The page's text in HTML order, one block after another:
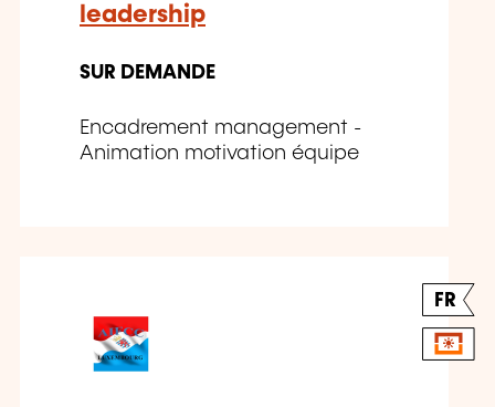
leadership
SUR DEMANDE
Encadrement management -
Animation motivation équipe
FR